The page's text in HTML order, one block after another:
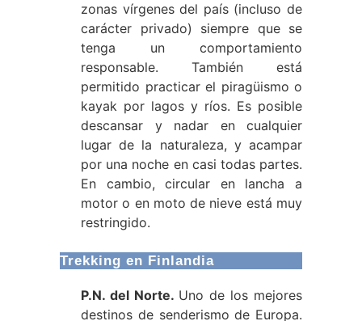
zonas vírgenes del país (incluso de
carácter privado) siempre que se
tenga un comportamiento
responsable. También está
permitido practicar el piragüismo o
kayak por lagos y ríos. Es posible
descansar y nadar en cualquier
lugar de la naturaleza, y acampar
por una noche en casi todas partes.
En cambio, circular en lancha a
motor o en moto de nieve está muy
restringido.
Trekking en Finlandia
P.N. del Norte. Uno de los mejores
destinos de senderismo de Europa.